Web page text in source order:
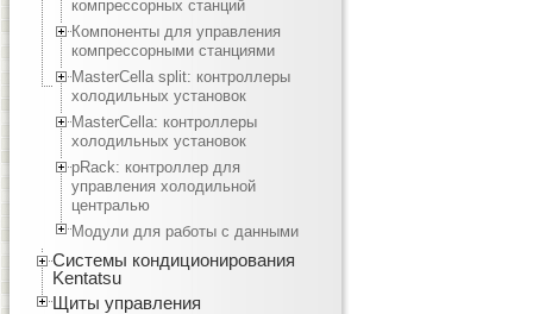
компрессорных станций
Компоненты для управления
компрессорными станциями
MasterCella split: контроллеры
холодильных установок
MasterCella: контроллеры
холодильных установок
pRack: контроллер для
управления холодильной
централью
Модули для работы с данными
Системы кондиционирования
Kentatsu
Щиты управления